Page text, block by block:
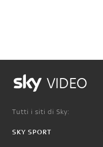
VIDEO
Tutti i siti di Sky:
SKY SPORT